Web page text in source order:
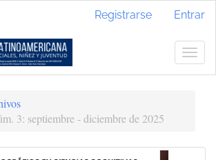
Registrarse Entrar
3: septiembre - diciembre de 2025